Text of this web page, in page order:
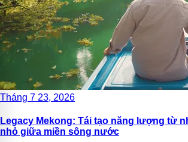
Tháng 7 23, 2026
Legacy Mekong: Tái tạo năng lượng từ
nhỏ giữa miền sông nước